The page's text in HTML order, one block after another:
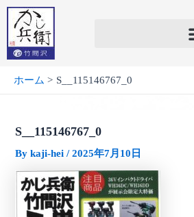
内
を
ホーム S__115146767_0
S__115146767_0
Bykaji-hei/2025年7月10日